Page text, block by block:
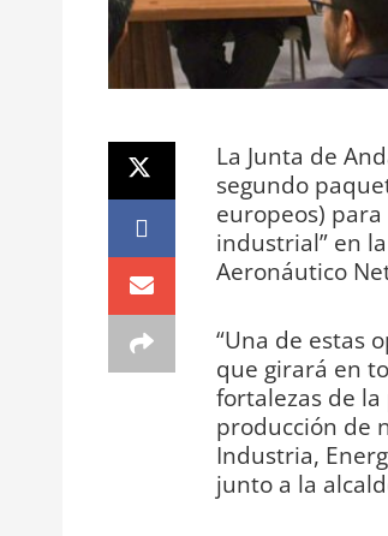
La Junta de
segundo
europeos)
industrial” en
Aeronáutico
“Una de estas
que girará en
fortalezas de
producción de
Industria,
junto a la